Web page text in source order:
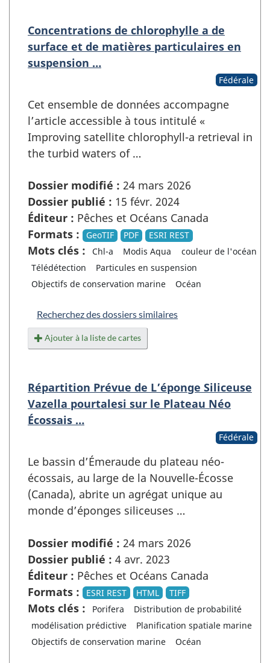
Concentrations de chlorophylle a de
surface et de matières particulaires en
suspension …
Fédérale
Cet ensemble de données accompagne
l’article accessible à tous intitulé «
Improving satellite chlorophyll-a retrieval in
the turbid waters of …
Dossier modifié : 24 mars 2026
Dossier publié : 15 févr. 2024
Éditeur : Pêches et Océans Canada
Formats :
GeoTIF PDF ESRI REST
Mots clés : Chl-a Modis Aqua
couleur de l'océan
Télédétection
Particules en suspension
Objectifs de conservation marine
Océan
Recherchez des dossiers similaires
Ajouter à la liste de cartes
Répartition Prévue de L’éponge Siliceuse
Vazella pourtalesi sur le Plateau Néo
Écossais …
Fédérale
Le bassin d’Émeraude du plateau néo-
écossais, au large de la Nouvelle-Écosse
(Canada), abrite un agrégat unique au
monde d’éponges siliceuses …
Dossier modifié : 24 mars 2026
Dossier publié : 4 avr. 2023
Éditeur : Pêches et Océans Canada
Formats :
ESRI REST HTML TIFF
Mots clés : Porifera
Distribution de probabilité
modélisation prédictive
Planification spatiale marine
Objectifs de conservation marine
Océan